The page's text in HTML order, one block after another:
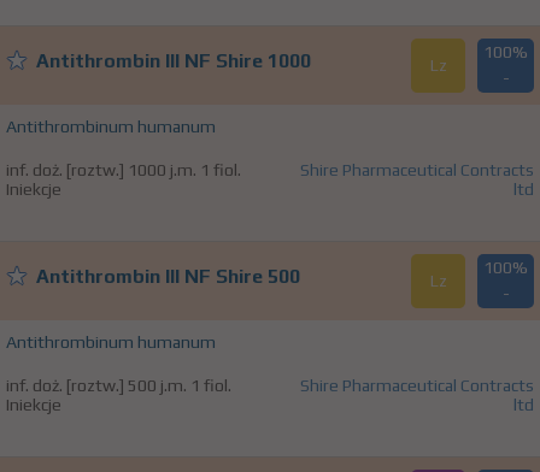
Antithrombin III NF Shire 1000 Lz
100%
-
Antithrombinum humanum
inf. doż. [roztw.] 1000 j.m. 1 fiol.
Iniekcje
Shire Pharmaceutical Contracts
ltd
Antithrombin III NF Shire 500 Lz
100%
-
Antithrombinum humanum
inf. doż. [roztw.] 500 j.m. 1 fiol.
Iniekcje
Shire Pharmaceutical Contracts
ltd